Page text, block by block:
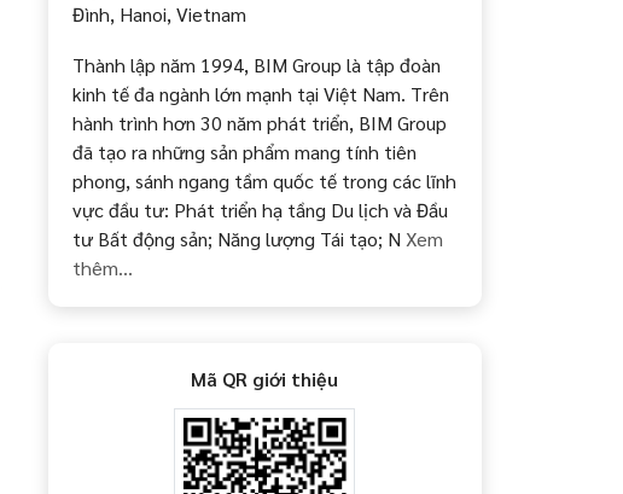
Đình, Hanoi, Vietnam
Thành lập năm 1994, BIM Group là tập đoàn
kinh tế đa ngành lớn mạnh tại Việt Nam. Trên
hành trình hơn 30 năm phát triển, BIM Group
đã tạo ra những sản phẩm mang tính tiên
phong, sánh ngang tầm quốc tế trong các lĩnh
vực đầu tư: Phát triển hạ tầng Du lịch và Đầu
tư Bất động sản; Năng lượng Tái tạo; N Xem
thêm...
Mã QR giới thiệu